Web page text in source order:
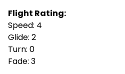
Flight Rating:
Speed: 4
Glide: 2
Turn: 0
Fade: 3